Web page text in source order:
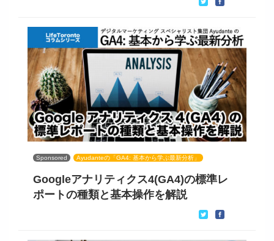
Sponsored Ayudanteの「GA4: 基本から学ぶ最新分析」
Googleアナリティクス4(GA4)の標準レ
ポートの種類と基本操作を解説